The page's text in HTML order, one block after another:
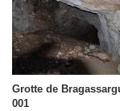
Grotte de
001